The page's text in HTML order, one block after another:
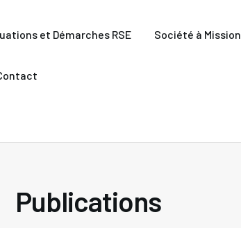
et Démarches RSE Société à Mission
Publications
RSE